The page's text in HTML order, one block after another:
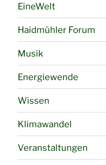
EineWelt
Haidmühler Forum
Musik
Energiewende
Wissen
Klimawandel
Veranstaltungen